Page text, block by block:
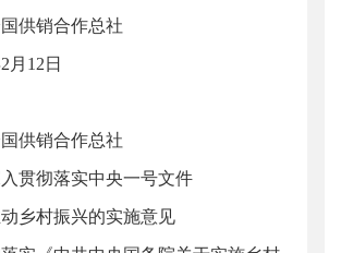
供销合作总社
月12日
供销合作总社
贯彻落实中央一号文件
乡村振兴的实施意见